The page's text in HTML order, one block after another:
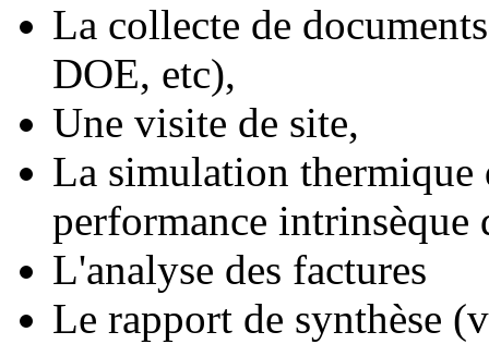
La collecte de
DOE, etc),
Une visite de site,
La simulation thermique
performance intrinsèque
L'analyse des factures
Le rapport de synthèse